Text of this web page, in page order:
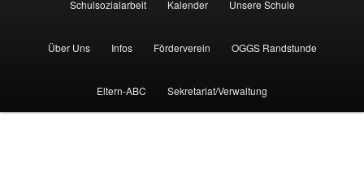
Schulsozialarbeit Kalender Unsere Schule
Über Uns Infos Förderverein OGGS Randstunde
Eltern-ABC Sekretariat/Verwaltung